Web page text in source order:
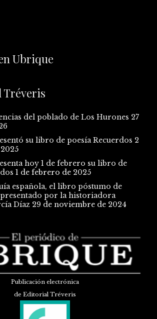
Ubrique
del poblado de Los Hurones 27
su libro de poesía Recuerdos 2
hoy 1 de febrero su libro de
1 de febrero de 2025
española, el libro póstumo de
presentado por la historiadora
Díaz 29 de noviembre de 2024
Publicación electrónica
de Editorial Tréveris